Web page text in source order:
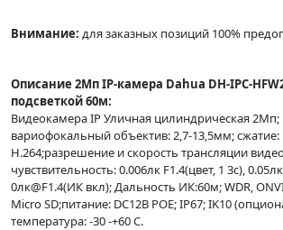
Внимание: для заказных позиций 100%
Описание 2Mп IP-камера Dahua DH-IPC-
подсветкой 60м:
Видеокамера IP Уличная цилиндрическая 2Mп;
вариофокальный объектив: 2,7-13,5мм; сжатие:
H.264;разрешение и скорость трансляции
чувствительность: 0.006лк F1.4(цвет, 1 3с),
0лк@F1.4(ИК вкл); Дальность ИК:60м; WDR,
Micro SD;питание: DC12В POE; IP67; IK10
температура: -30 -+60 С.